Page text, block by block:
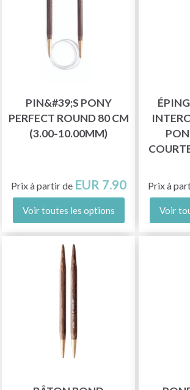
PIN&#39;S PONY
PERFECT ROUND 80 CM
(3.00-10.00MM)
Prix à partir de EUR 7.90
Voir toutes les options
Prix à
Voir